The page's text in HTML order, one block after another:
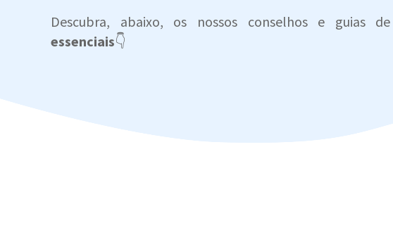
Descubra, abaixo, os nossos conselhos e guias de
essenciais👇